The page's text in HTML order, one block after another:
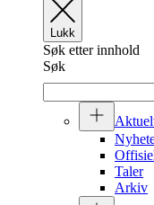
Lukk
Søk etter innhold
Søk
Taler
Arkiv